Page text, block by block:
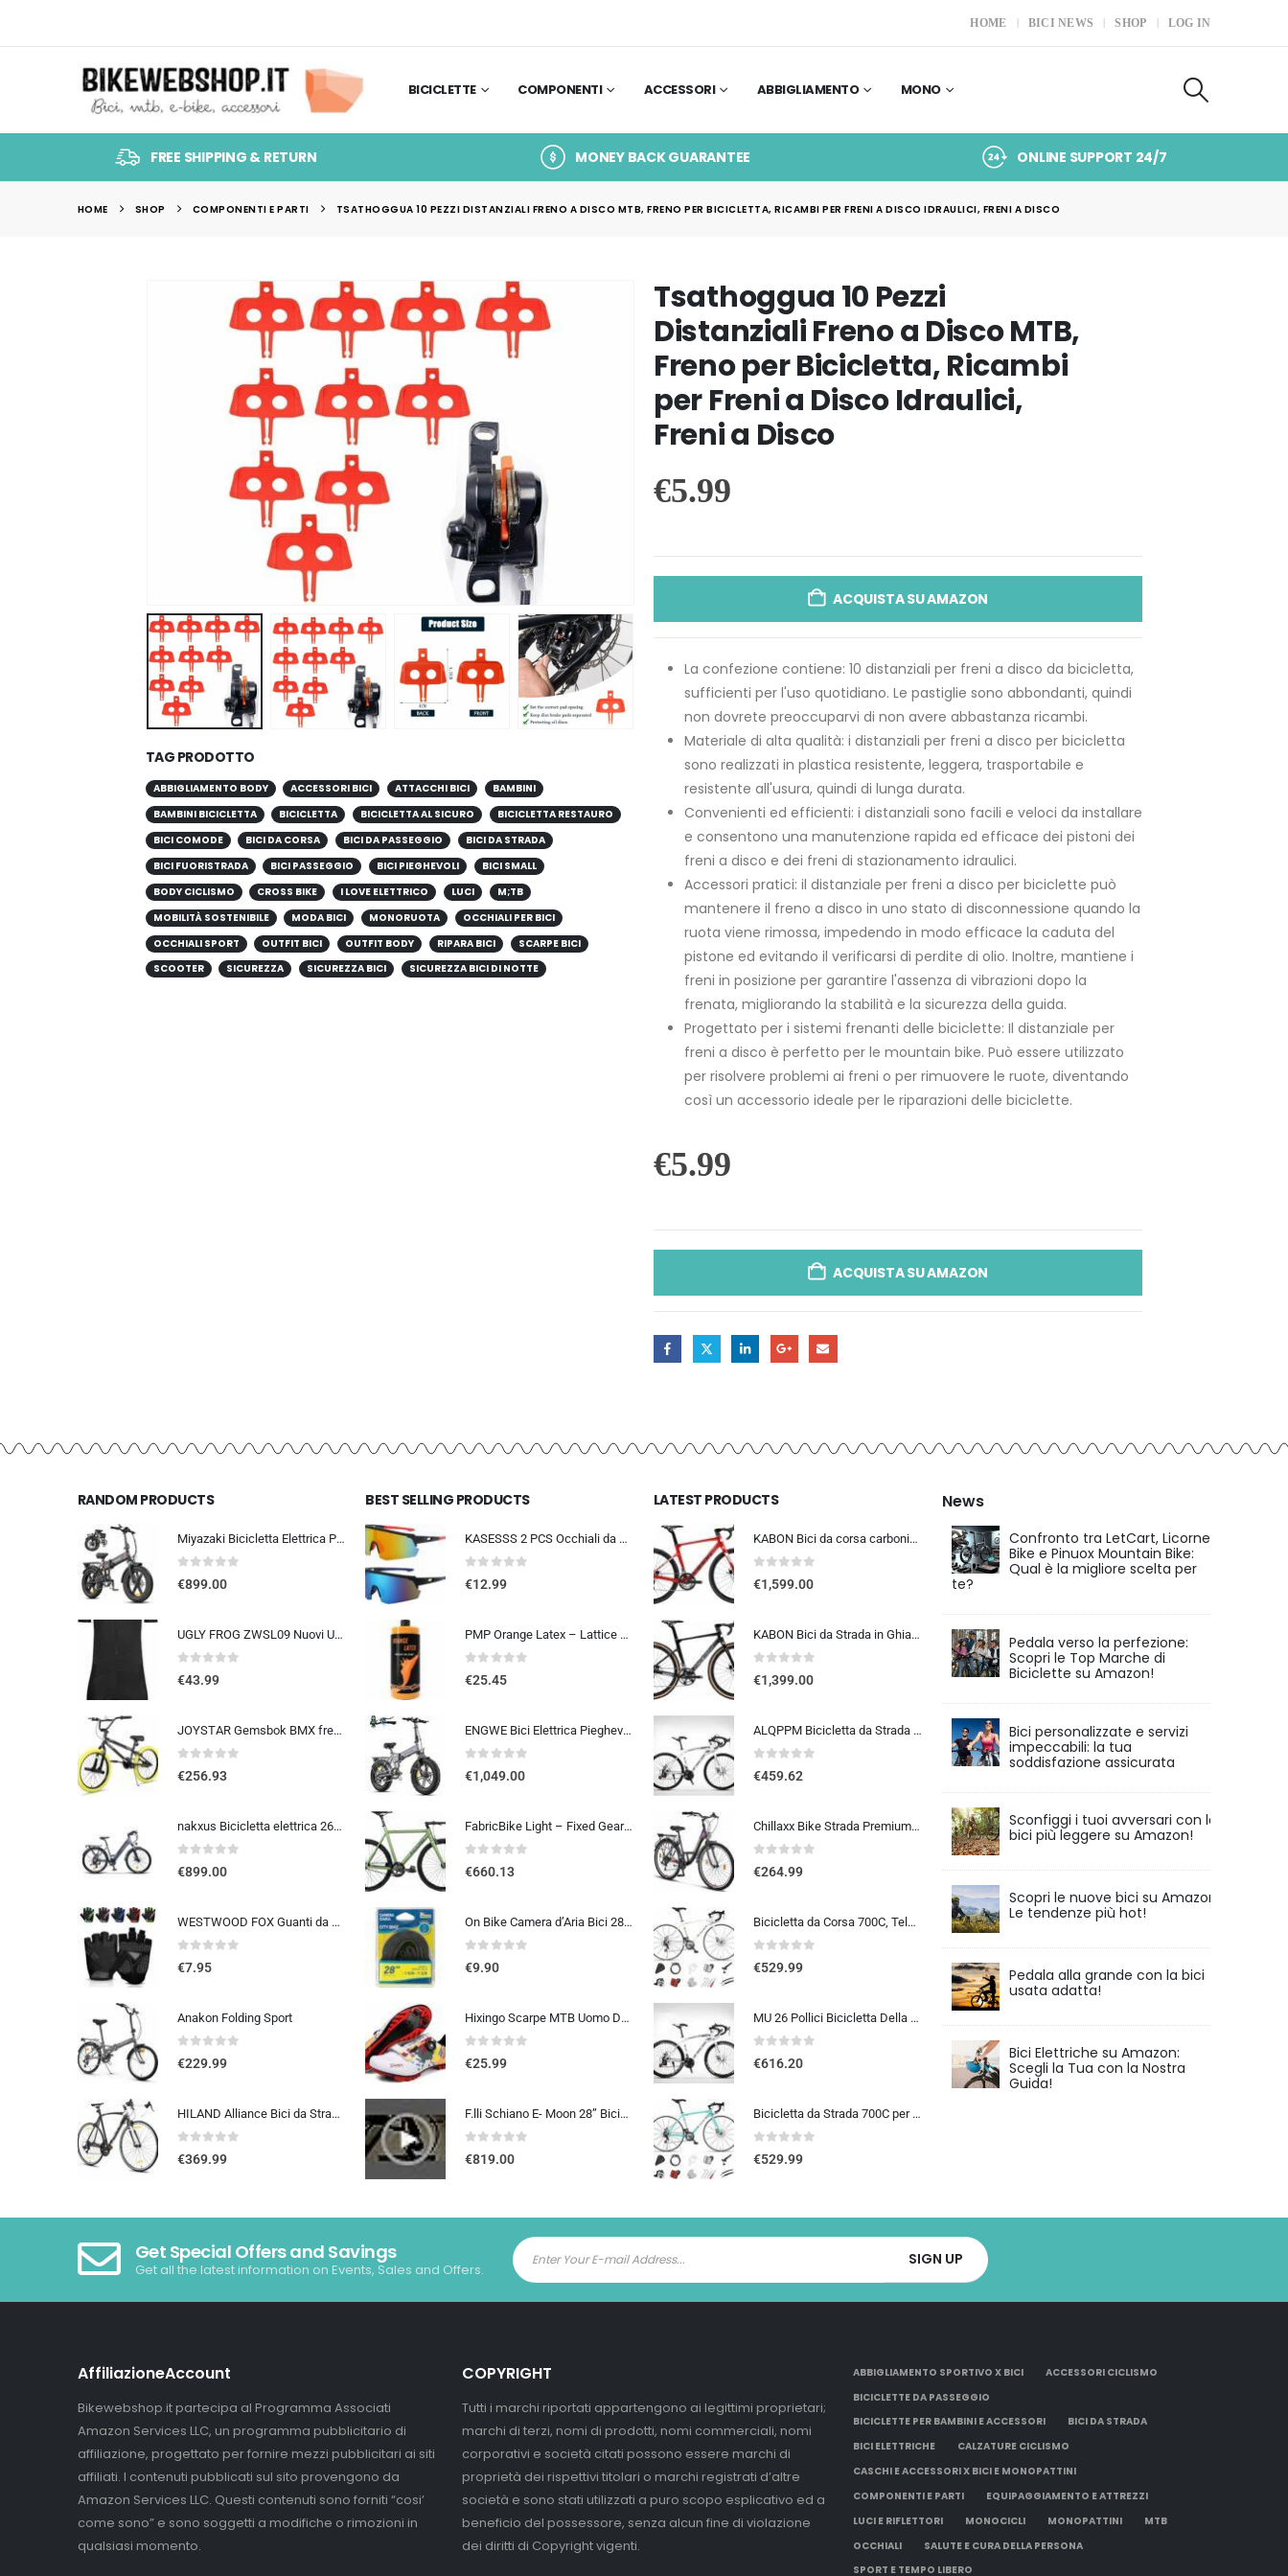
HOME BICI NEWS SHOP LOG IN
BICICLETTE COMPONENTI ACCESSORI ABBIGLIAMENTO MONO
FREE SHIPPING & RETURN MONEY BACK GUARANTEE ONLINE SUPPORT 24/7
HOME SHOP COMPONENTI E PARTI TSATHOGGUA 10 PEZZI DISTANZIALI FRENO A DISCO MTB, FRENO PER BICICLETTA, RICAMBI PER FRENI A DISCO IDRAULICI, FRENI A DISCO
TAG PRODOTTO
ABBIGLIAMENTO BODY ACCESSORI BICI ATTACCHI BICI
BAMBINI
BAMBINI BICICLETTA
BICICLETTA BICICLETTA AL SICURO
BICICLETTA RESTAURO
BICI COMODE
BICI DA CORSA BICI DA PASSEGGIO
BICI DA STRADA
BICI FUORISTRADA
BICI PASSEGGIO BICI PIEGHEVOLI
BICI SMALL
BODY CICLISMO
CROSS BIKE I LOVE ELETTRICO LUCI
M;TB
MOBILITÀ SOSTENIBILE
MODA BICI MONORUOTA
OCCHIALI PER BICI
OCCHIALI SPORT
OUTFIT BICI OUTFIT BODY RIPARA BICI
SCARPE BICI
SCOOTER
SICUREZZA SICUREZZA BICI SICUREZZA BICI DI NOTTE
Tsathoggua 10 Pezzi
Distanziali Freno a Disco MTB,
Freno per Bicicletta, Ricambi
per Freni a Disco Idraulici,
Freni a Disco
€5.99
ACQUISTA SU AMAZON
La confezione contiene: 10 distanziali per freni a disco da bicicletta,
sufficienti per l'uso quotidiano. Le pastiglie sono abbondanti, quindi
non dovrete preoccuparvi di non avere abbastanza ricambi.
Materiale di alta qualità: i distanziali per freni a disco per bicicletta
sono realizzati in plastica resistente, leggera, trasportabile e
resistente all'usura, quindi di lunga durata.
Convenienti ed efficienti: i distanziali sono facili e veloci da installare
e consentono una manutenzione rapida ed efficace dei pistoni dei
freni a disco e dei freni di stazionamento idraulici.
Accessori pratici: il distanziale per freni a disco per biciclette può
mantenere il freno a disco in uno stato di disconnessione quando la
ruota viene rimossa, impedendo in modo efficace la caduta del
pistone ed evitando il verificarsi di perdite di olio. Inoltre, mantiene i
freni in posizione per garantire l'assenza di vibrazioni dopo la
frenata, migliorando la stabilità e la sicurezza della guida.
Progettato per i sistemi frenanti delle biciclette: Il distanziale per
freni a disco è perfetto per le mountain bike. Può essere utilizzato
per risolvere problemi ai freni o per rimuovere le ruote, diventando
così un accessorio ideale per le riparazioni delle biciclette.
€5.99
ACQUISTA SU AMAZON
RANDOM PRODUCTS
Miyazaki Bicicletta Elettrica Pieghevole per Adulti – Ebike con Motore Brushless – Batteria Rimovibile 48V 14Ah – Bicicletta
0out of 5
€899.00
UGLY FROG ZWSL09 Nuovi Uomini Traspirante Primavera Autunno A Maniche Corta Ciclismo Body Skinsuit All’aperto Sportswear A…
0out of 5
€43.99
JOYSTAR Gemsbok BMX freestyle da 20/24 pollici per bambini dai 9 ai 14 anni, mountain bike da 20/24 pollici per bambini
0out of 5
€256.93
nakxus Bicicletta elettrica 26M208, bicicletta elettrica da 26″, da trekking, con batteria al litio da 36 V, 12,5 Ah, fino a 100 KM, motore da 250 W, compatibile con l’UE, colore: grigio
0out of 5
€899.00
WESTWOOD FOX Guanti da ciclismo per uomo e donna, guanti unisex con imbottitura in gel antiscivolo, traspiranti, con palmo pe
0out of 5
€7.95
Anakon Folding Sport
0out of 5
€229.99
HILAND Alliance Bici da Strada 28”, 14 Velocità, Telaio in Alluminio da 49/53/57 cm, 700C Bicicletta da Città e da Pendola…
0out of 5
€369.99
BEST SELLING PRODUCTS
KASESSS 2 PCS Occhiali da Sole Sportivi, Occhiali da Ciclismo per Uomini Donne, Occhiali da Sole da Ciclismo, UV400 Occhiali
0out of 5
€12.99
PMP Orange Latex – Lattice Liquido Sigillante Antiforatura per Coperture Tubeless MTB e STRADA. La Tua Assicurazione Contro l
0out of 5
€25.45
ENGWE Bici Elettrica Pieghevole, Bicicletta Elettrica da 48V 13Ah Batteria Rimovibile, Autonomia di 50-120 km E-bike，20″×4.0″ Fat Tire 7 Velocità ebike da per Ogni Terreno
0out of 5
€1,049.00
FabricBike Light – Fixed Gear bicicletta, Single Speed Fixie completa mozzo, Telaio in alluminio e forcella, ruote 28, 6 c…
0out of 5
€660.13
On Bike Camera d’Aria Bici 28″ x 1 5/8 x 1 3/8 (700×35-42c) – E.T.R.T.O. 37-622, Alta Resistenza e Tenuta, Compatibile con Pn
0out of 5
€9.90
Hixingo Scarpe MTB Uomo Donna, Graffiti Colorati Stampa Scarpe Mountain Bike Compatibili con Pedali SPD, Unisex Scarpe Ciclis
0out of 5
€25.99
F.lli Schiano E- Moon 28” Bicicletta Elettrica da Città, Bici Elettrica con Pedalata Assistita 250W, City E-bike Unisex Adulto, Batteria Rimovibile 36V 13Ah, SHIMANO 7 velocità, Donna Uomo, Nero
0out of 5
€819.00
LATEST PRODUCTS
KABON Bici da corsa carbonio, 700C bici da strada T800 Completamente carbonio con Shimano 105 R7000 22 velocità 8.1 KG Leg…
0out of 5
€1,599.00
KABON Bici da Strada in Ghiaia di Carbonio, Bicicletta con Telaio in Fibra di Carbonio T800 con Bicicletta da Corsa con Fr…
0out of 5
€1,399.00
ALQPPM Bicicletta da Strada da 26 Pollici, Bici da 24 Velocità, Freno a Doppio Disco, Telaio in Acciaio ad Alto Tenore Di …
0out of 5
€459.62
Chillaxx Bike Strada Premium City Bike da 26 e 28 pollici, bicicletta per ragazze, ragazzi, uomini e donne, cambio a 21 ma…
0out of 5
€264.99
Bicicletta da Corsa 700C, Telaio in Acciaio con Cambio a 24/27/30 Marce, Bicicletta da Strada per Uomo Donna, Bici da Stra…
0out of 5
€529.99
MU 26 Pollici Bicicletta Della Strada, 24 Velocità Bici, Doppio Disco Freno, Acciaio Al Carbonio Telaio, Strada Biciclette…
0out of 5
€616.20
Bicicletta da Strada 700C per Uomo Donna, Bicicletta da Corsa con Freno a Disco 24/27/30 velocità, Telaio in Acciaio ad Al…
0out of 5
€529.99
News
Confronto tra LetCart, Licorne
Bike e Pinuox Mountain Bike:
Qual è la migliore scelta per
te?
Pedala verso la perfezione:
Scopri le Top Marche di
Biciclette su Amazon!
Bici personalizzate e servizi
impeccabili: la tua
soddisfazione assicurata
Sconfiggi i tuoi avversari con le
bici più leggere su Amazon!
Scopri le nuove bici su Amazon:
Le tendenze più hot!
Pedala alla grande con la bici
usata adatta!
Bici Elettriche su Amazon:
Scegli la Tua con la Nostra
Guida!
Get Special Offers and Savings
Get all the latest information on Events, Sales and Offers.
AffiliazioneAccount
Bikewebshop.it partecipa al Programma Associati
Amazon Services LLC, un programma pubblicitario di
affiliazione, progettato per fornire mezzi pubblicitari ai siti
affiliati. I contenuti pubblicati sul sito provengono da
Amazon Services LLC. Questi contenuti sono forniti “cosi’
come sono” e sono soggetti a modifiche o rimozioni in
qualsiasi momento.
COPYRIGHT
Tutti i marchi riportati appartengono ai legittimi proprietari;
marchi di terzi, nomi di prodotti, nomi commerciali, nomi
corporativi e società citati possono essere marchi di
proprietà dei rispettivi titolari o marchi registrati d’altre
società e sono stati utilizzati a puro scopo esplicativo ed a
beneficio del possessore, senza alcun fine di violazione
dei diritti di Copyright vigenti.
ABBIGLIAMENTO SPORTIVO X BICI
ACCESSORI CICLISMO
BICICLETTE DA PASSEGGIO
BICICLETTE PER BAMBINI E ACCESSORI
BICI DA STRADA
BICI ELETTRICHE
CALZATURE CICLISMO
CASCHI E ACCESSORI X BICI E MONOPATTINI
COMPONENTI E PARTI
EQUIPAGGIAMENTO E ATTREZZI
LUCI E RIFLETTORI
MONOCICLI MONOPATTINI
MTB
OCCHIALI
SALUTE E CURA DELLA PERSONA
SPORT E TEMPO LIBERO